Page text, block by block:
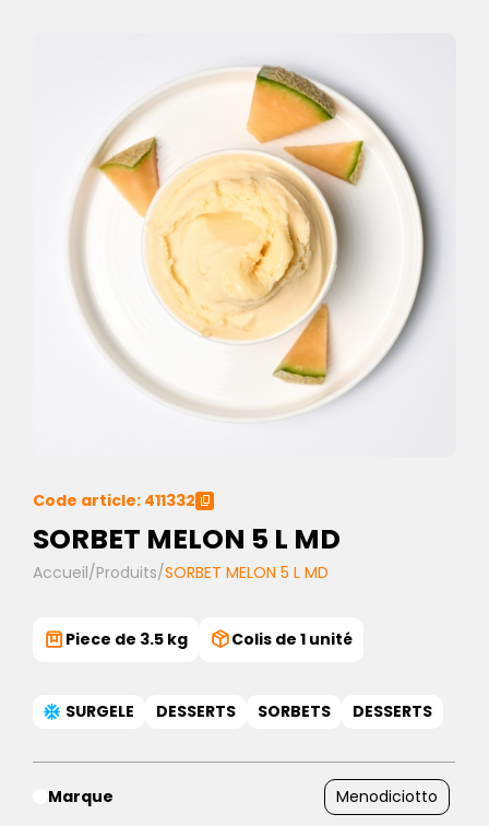
Code article: 411332
SORBET MELON 5 L MD
Accueil/Produits/SORBET MELON 5 L MD
Piece de 3.5 kg Colis de 1 unité
SURGELE DESSERTS SORBETS DESSERTS
Marque Menodiciotto